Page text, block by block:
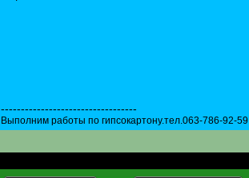
----------------------------------
Выполним работы по гипсокартону.тел.063-786-92-59